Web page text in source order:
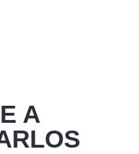
A